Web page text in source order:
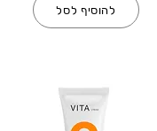
להוסיף לסל